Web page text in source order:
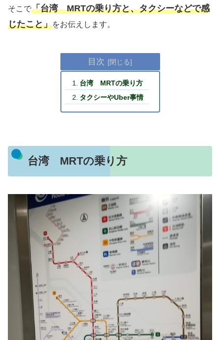
そこで「台湾 MRTの乗り方と、タクシーなどで感
じたこと」をお伝えします。
目次
台湾 MRTの乗り方
タクシーやUber事情
台湾 MRTの乗り方